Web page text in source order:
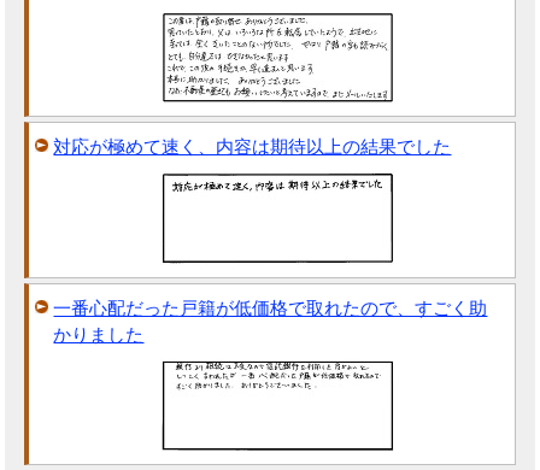
対応が極めて速く、内容は期待以上の結果でした
一番心配だった戸籍が低価格で取れたので、すごく助
かりました